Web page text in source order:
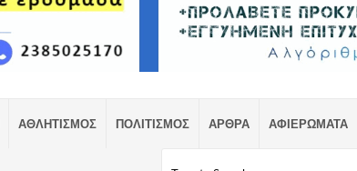
ΑΘΛΗΤΙΣΜΟΣ ΠΟΛΙΤΙΣΜΟΣ ΑΡΘΡΑ ΑΦΙΕΡΩΜΑΤΑ